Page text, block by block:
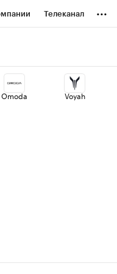
Телеканал ...
Omoda Voyah